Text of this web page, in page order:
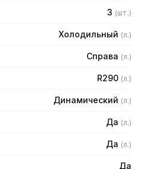
3 (шт.)
Холодильный (л.)
Справа (л.)
R290 (л.)
Динамический (л.)
Да (л.)
Да (л.)
Да